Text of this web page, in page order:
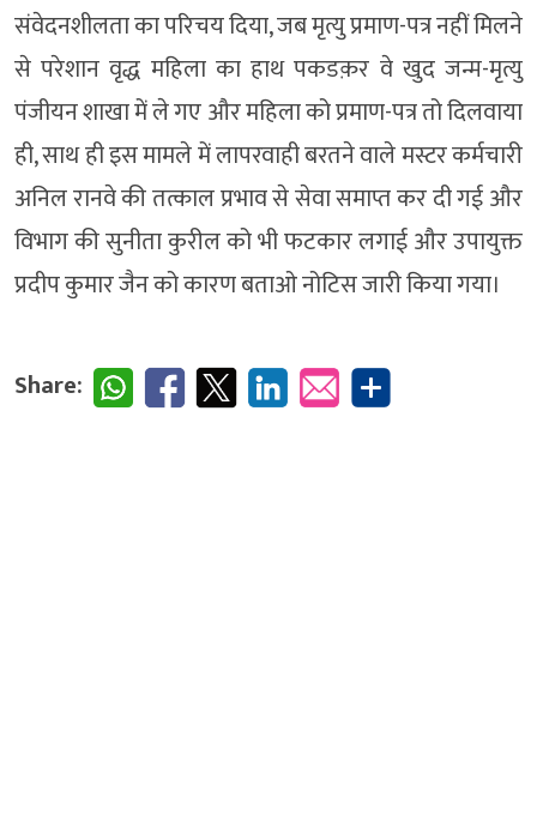
संवेदनशीलता का परिचय दिया, जब मृत्यु प्रमाण-पत्र नहीं मिलने
से परेशान वृद्ध महिला का हाथ पकडक़र वे खुद जन्म-मृत्यु
पंजीयन शाखा में ले गए और महिला को प्रमाण-पत्र तो दिलवाया
ही, साथ ही इस मामले में लापरवाही बरतने वाले मस्टर कर्मचारी
अनिल रानवे की तत्काल प्रभाव से सेवा समाप्त कर दी गई और
विभाग की सुनीता कुरील को भी फटकार लगाई और उपायुक्त
प्रदीप कुमार जैन को कारण बताओ नोटिस जारी किया गया।
Share: